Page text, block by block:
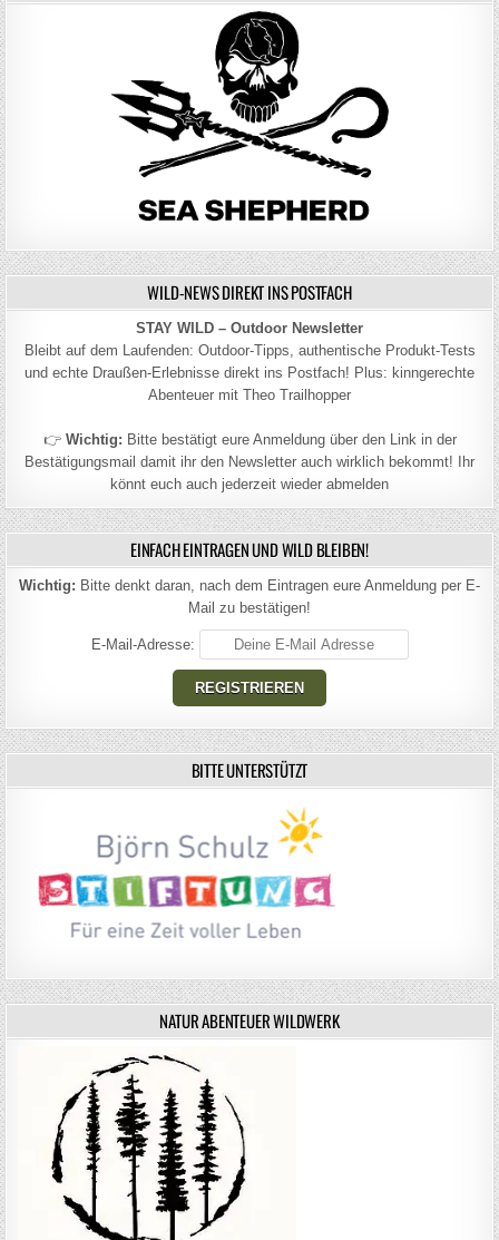
WILD-NEWS DIREKT INS POSTFACH
STAY WILD – Outdoor Newsletter
Bleibt auf dem Laufenden: Outdoor-Tipps, authentische Produkt-Tests
und echte Draußen-Erlebnisse direkt ins Postfach! Plus: kinngerechte
Abenteuer mit Theo Trailhopper
👉 Wichtig: Bitte bestätigt eure Anmeldung über den Link in der
Bestätigungsmail damit ihr den Newsletter auch wirklich bekommt! Ihr
könnt euch auch jederzeit wieder abmelden
EINFACH EINTRAGEN UND WILD BLEIBEN!
Wichtig: Bitte denkt daran, nach dem Eintragen eure Anmeldung per E-
Mail zu bestätigen!
E-Mail-Adresse:
BITTE UNTERSTÜTZT
NATUR ABENTEUER WILDWERK